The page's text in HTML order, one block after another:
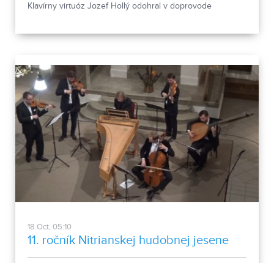
Klavírny virtuóz Jozef Hollý odohral v doprovode
18.Oct, 05:10
11. ročník Nitrianskej hudobnej jesene